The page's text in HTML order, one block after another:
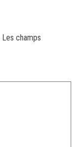
Les champs